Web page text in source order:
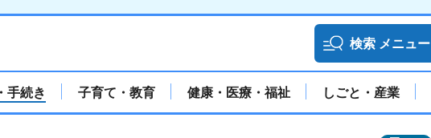
検索 メニュー
手続き 子育て・教育 健康・医療・福祉 しごと・産業